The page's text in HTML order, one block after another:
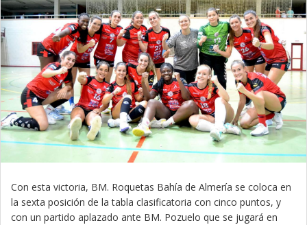
Con esta victoria, BM. Roquetas Bahía de Almería se coloca en
la sexta posición de la tabla clasificatoria con cinco puntos, y
con un partido aplazado ante BM. Pozuelo que se jugará en